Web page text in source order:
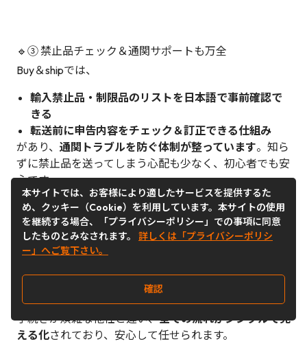
🔹③ 禁止品チェック＆通関サポートも万全
Buy＆shipでは、
輸入禁止品・制限品のリストを日本語で事前確認で
きる
転送前に申告内容をチェック＆訂正できる仕組み
があり、 通関トラブルを防ぐ体制が整っています。知ら
ずに禁止品を送ってしまう心配も少なく、初心者でも安
心です。
🔹④ 商品管理もマイページで一元管理！破損・紛失も
サポート
配送状況はマイページでリアルタイム追跡
万が一の破損や紛失も、申告手続きが日本語で可能
手続きが煩雑な他社と違い、全ての流れがシンプルで見
える化されており、安心して任せられます。
本サイトでは、お客様により適したサービスを提供するた
め、クッキー（Cookie）を利用しています。本サイトの使用
を継続する場合、「プライバシーポリシー」での事項に同意
したものとみなされます。 詳しくは「プライバシーポリシ
ー」へご覧下さい。
確認